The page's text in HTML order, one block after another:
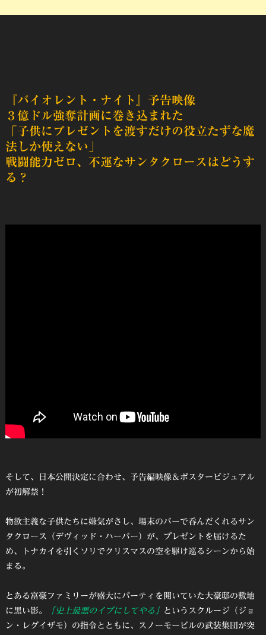
『バイオレント・ナイト』 予告映像
３億ドル強奪計画に巻き込まれた
「子供にプレゼントを渡すだけの役立たずな魔
法しか使えない」
戦闘能力ゼロ、不運なサンタクロースはどうす
る？
そして、日本公開決定に合わせ、予告編映像＆ポスタービジュアル
が初解禁！
物欲主義な子供たちに嫌気がさし、場末のバーで呑んだくれるサン
タクロース（デヴィッド・ハーバー）が、プレゼントを届けるた
め、トナカイを引くソリでクリスマスの空を駆け巡るシーンから始
まる。
とある富豪ファミリーが盛大にパーティを開いていた大豪邸の敷地
に黒い影。
「史上最悪のイブにしてやる」 というスクルージ（ジョ
ン・レグイザモ）の指令とともに、スノーモービルの武装集団が突